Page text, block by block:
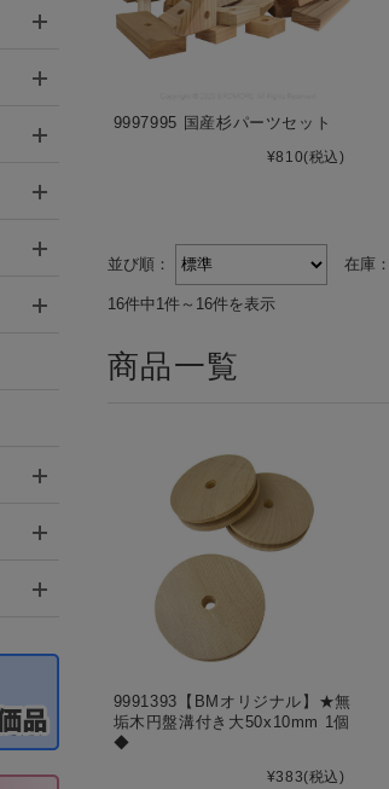
9997995 国産杉パーツセット
¥810(税込)
並び順： 在庫：
16件中1件～16件を表示
商品一覧
9991393【BMオリジナル】★無
垢木円盤溝付き大50x10mm 1個
◆
¥383(税込)